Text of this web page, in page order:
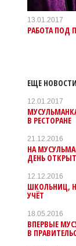
13.01.2017
РАБОТА ПОД
ЕЩЕ
12.01.2017
В РЕСТОРАНЕ
21.12.2016
НА
ДЕНЬ
12.12.2016
ШКОЛЬНИЦ,
УЧЁТ
18.05.2016
ВПЕРВЫЕ
В